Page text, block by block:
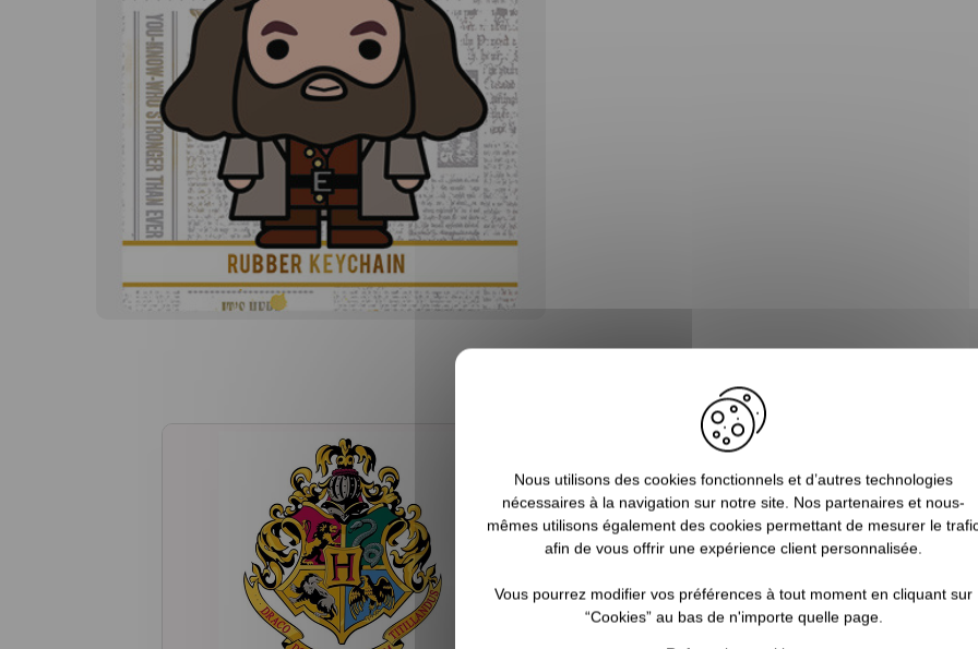
Nous utilisons des cookies fonctionnels et d’autres technologies
nécessaires à la navigation sur notre site. Nos partenaires et nous-
mêmes utilisons également des cookies permettant de mesurer le
afin de vous offrir une expérience client personnalisée.
Vous pourrez modifier vos préférences à tout moment en cliquant sur
“Cookies” au bas de n'importe quelle page.